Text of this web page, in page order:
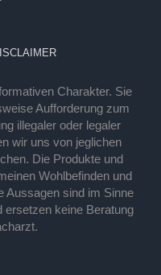
Charakter. Sie
Aufforderung zum
illegaler oder legaler
wir uns von jeglichen
Die Produkte und
Wohlbefinden und
Aussagen sind im Sinne
ersetzen keine Beratung